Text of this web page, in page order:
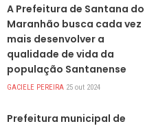
A Prefeitura de Santana do
Maranhão busca cada vez
mais desenvolver a
qualidade de vida da
população Santanense
GACIELE PEREIRA 25 out 2024
Prefeitura municipal de